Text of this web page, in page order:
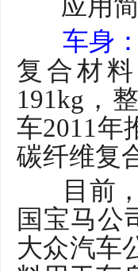
应用
车身：
复合材
191kg，
车2011年
碳纤维复
目前，
国宝马公
大众汽车